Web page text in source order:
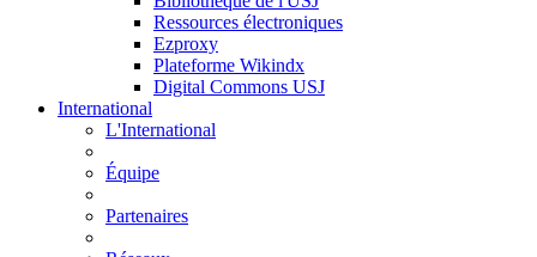
Ressources électroniques
Ezproxy
Plateforme Wikindx
Digital Commons USJ
International
L'International
Équipe
Partenaires